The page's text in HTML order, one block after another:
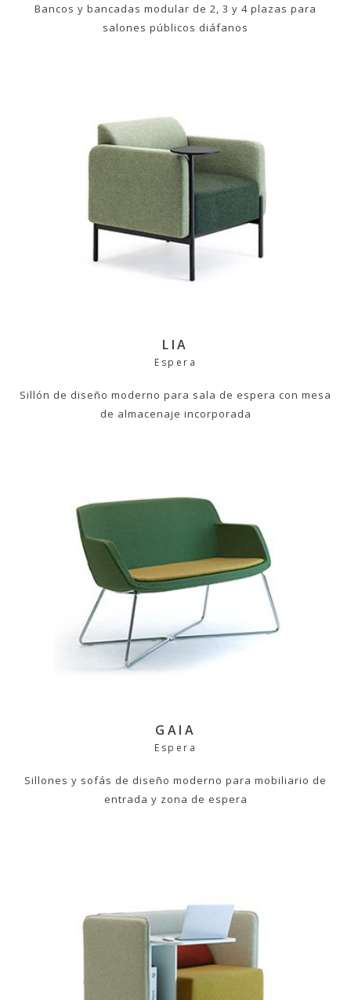
Bancos y bancadas modular de 2, 3 y 4 plazas para
salones públicos diáfanos
LIA
Espera
Sillón de diseño moderno para sala de espera con mesa
de almacenaje incorporada
GAIA
Espera
Sillones y sofás de diseño moderno para mobiliario de
entrada y zona de espera